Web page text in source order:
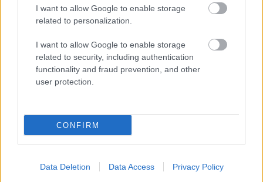
I want to allow Google to enable storage
related to personalization.
I want to allow Google to enable storage
related to security, including authentication
functionality and fraud prevention, and other
user protection.
CONFIRM
Data Deletion Data Access Privacy Policy